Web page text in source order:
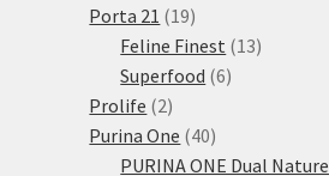
produkt
Porta 21 1919
produktů
Feline Finest 1313
Superfood 66
Prolife 22
produkty
Purina One 4040
produktů
PURINA ONE Dual Nature